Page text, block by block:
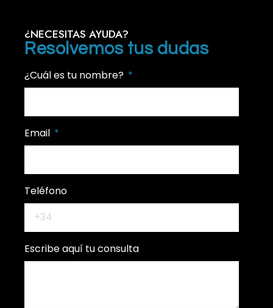
¿NECESITAS AYUDA?
Resolvemos tus dudas
¿Cuál es tu nombre?
Email
Teléfono
Escribe aquí tu consulta